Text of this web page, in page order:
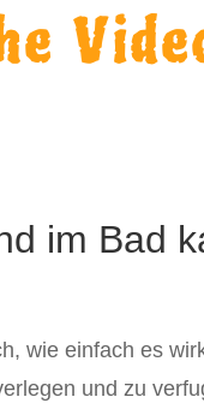
im Bad
wie einfach es
und zu